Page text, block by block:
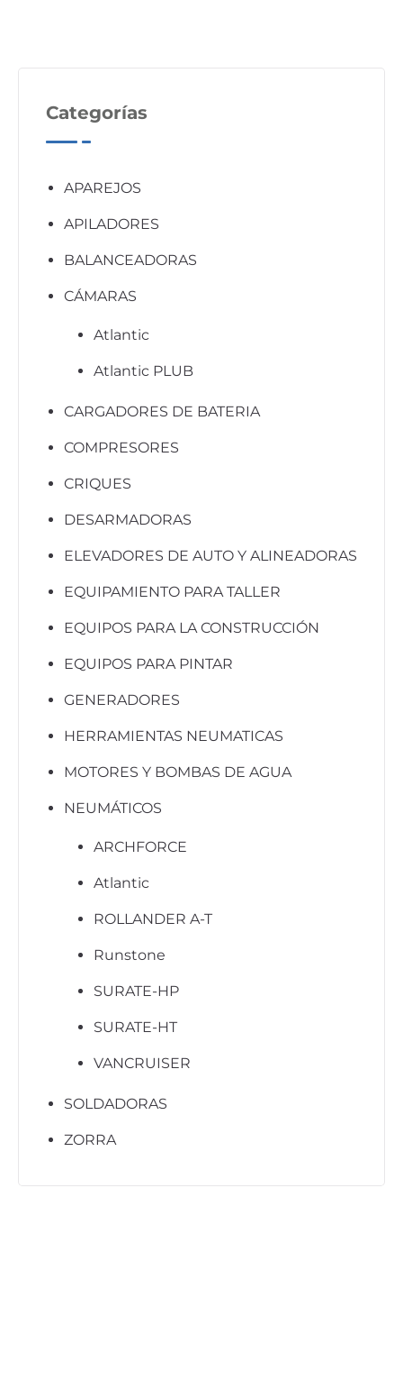
Categorías
APAREJOS
APILADORES
BALANCEADORAS
CÁMARAS
Atlantic
Atlantic PLUB
CARGADORES DE BATERIA
COMPRESORES
CRIQUES
DESARMADORAS
ELEVADORES DE AUTO Y ALINEADORAS
EQUIPAMIENTO PARA TALLER
EQUIPOS PARA LA CONSTRUCCIÓN
EQUIPOS PARA PINTAR
GENERADORES
HERRAMIENTAS NEUMATICAS
MOTORES Y BOMBAS DE AGUA
NEUMÁTICOS
ARCHFORCE
Atlantic
ROLLANDER A-T
Runstone
SURATE-HP
SURATE-HT
VANCRUISER
SOLDADORAS
ZORRA